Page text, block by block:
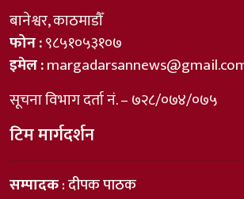
बानेश्वर, काठमाडौँ
फोन :९८५१०५३१०७
इमेल :
सूचना विभाग दर्ता नं. – ७२८/०७४/०७५
टिम मार्गदर्शन
सम्पादक: दीपक पाठक